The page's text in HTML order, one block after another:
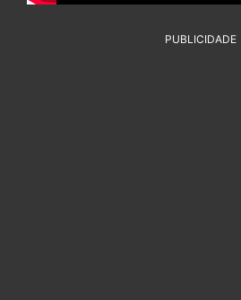
PUBLICIDADE